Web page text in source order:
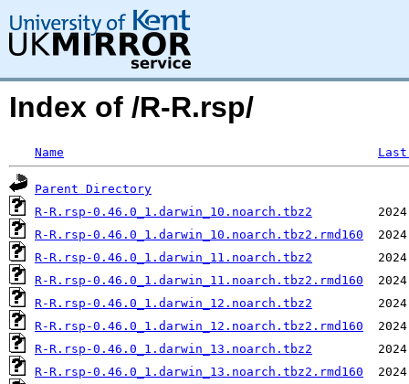
Index of /R-R.rsp/
Name
Parent Directory
R-R.rsp-0.46.0_1.darwin_10.noarch.tbz2
R-R.rsp-0.46.0_1.darwin_10.noarch.tbz2.rmd160
R-R.rsp-0.46.0_1.darwin_11.noarch.tbz2
R-R.rsp-0.46.0_1.darwin_11.noarch.tbz2.rmd160
R-R.rsp-0.46.0_1.darwin_12.noarch.tbz2
R-R.rsp-0.46.0_1.darwin_12.noarch.tbz2.rmd160
R-R.rsp-0.46.0_1.darwin_13.noarch.tbz2
R-R.rsp-0.46.0_1.darwin_13.noarch.tbz2.rmd160